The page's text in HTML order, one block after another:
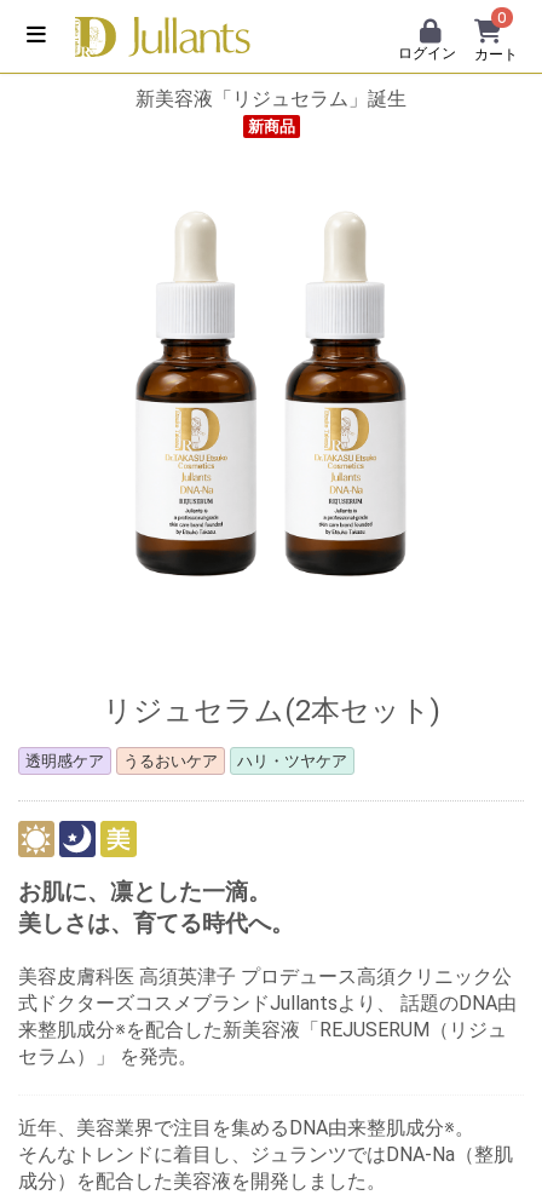
ログイン
0
カート
新美容液「リジュセラム」誕生
新商品
リジュセラム(2本セット)
透明感ケア うるおいケア ハリ・ツヤケア
お肌に、凛とした一滴。
美しさは、育てる時代へ。
美容皮膚科医 高須英津子 プロデュース高須クリニック公
式ドクターズコスメブランドJullantsより、 話題のDNA由
来整肌成分※を配合した新美容液「REJUSERUM（リジュ
セラム）」 を発売。
近年、美容業界で注目を集めるDNA由来整肌成分※。
そんなトレンドに着目し、ジュランツではDNA-Na（整肌
成分）を配合した美容液を開発しました。